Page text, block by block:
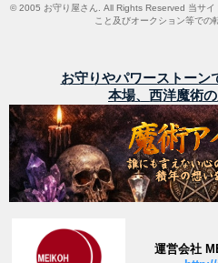
© 2005 お守り屋さん. All Rights Reserved 当サイ
こと及びオークション等での
お守りやパワーストー
本場、西洋魔術
運営会社